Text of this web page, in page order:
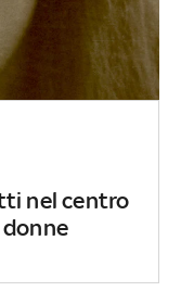
nel centro